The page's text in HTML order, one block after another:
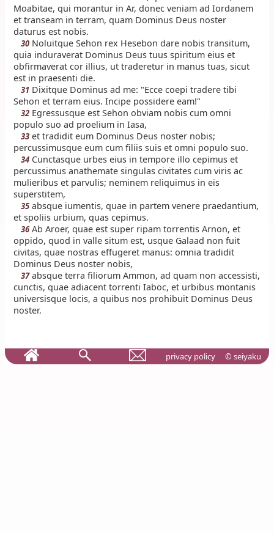
Moabitae, qui morantur in Ar, donec veniam ad Iordanem
et transeam in terram, quam Dominus Deus noster
daturus est nobis.
30 Noluitque Sehon rex Hesebon dare nobis transitum,
quia induraverat Dominus Deus tuus spiritum eius et
obfirmaverat cor illius, ut traderetur in manus tuas, sicut
est in praesenti die.
31 Dixitque Dominus ad me: "Ecce coepi tradere tibi
Sehon et terram eius. Incipe possidere eam!"
32 Egressusque est Sehon obviam nobis cum omni
populo suo ad proelium in Iasa,
33 et tradidit eum Dominus Deus noster nobis;
percussimusque eum cum filiis suis et omni populo suo.
34 Cunctasque urbes eius in tempore illo cepimus et
percussimus anathemate singulas civitates cum viris ac
mulieribus et parvulis; neminem reliquimus in eis
superstitem,
35 absque iumentis, quae in partem venere praedantium,
et spoliis urbium, quas cepimus.
36Ab Aroer, quae est super ripam torrentis Arnon, et
oppido, quod in valle situm est, usque Galaad non fuit
civitas, quae nostras effugeret manus: omnia tradidit
Dominus Deus noster nobis,
37absque terra filiorum Ammon, ad quam non accessisti,
cunctis, quae adiacent torrenti Iaboc, et urbibus montanis
universisque locis, a quibus nos prohibuit Dominus Deus
noster.
privacy policy © seiyaku